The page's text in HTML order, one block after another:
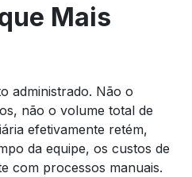
Mais
administrado. Não o
não o volume total de
efetivamente retém,
da equipe, os custos de
com processos manuais.